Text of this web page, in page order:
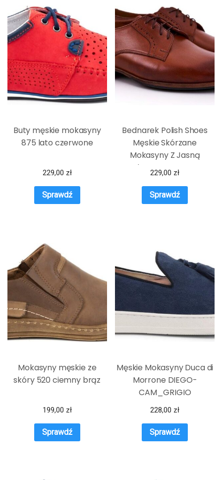
Buty męskie mokasyny
875 lato czerwone
229,00 zł
Sprawdź
Bednarek Polish Shoes
Męskie Skórzane
Mokasyny Z Jasną
Podeszwą BEDNAREK
Jasny Brąz
229,00 zł
Sprawdź
Mokasyny męskie ze
skóry 520 ciemny brąz
199,00 zł
Sprawdź
Męskie Mokasyny Duca di
Morrone DIEGO-
CAM_GRIGIO
228,00 zł
Sprawdź